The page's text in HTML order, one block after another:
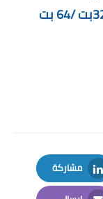
مشاركة
LinkedIn